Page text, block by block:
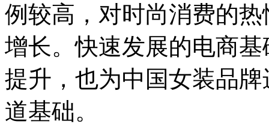
例较高，对时尚消费的
增长。快速发展的电商
提升，也为中国女装品
道基础。